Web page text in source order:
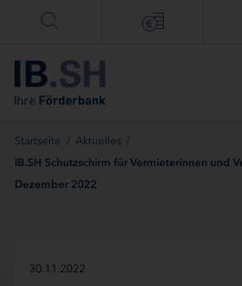
Menü überspringen
Startseite / Aktuelles /
IB.SH Schutzschirm für Vermieterinnen und
Dezember 2022
30.11.2022